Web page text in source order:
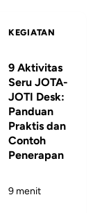
KEGIATAN
9 Aktivitas
Seru JOTA-
JOTI Desk:
Panduan
Praktis dan
Contoh
Penerapan
9 menit